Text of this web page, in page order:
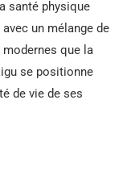
santé physique
avec un mélange de
que la
se positionne
de vie de ses